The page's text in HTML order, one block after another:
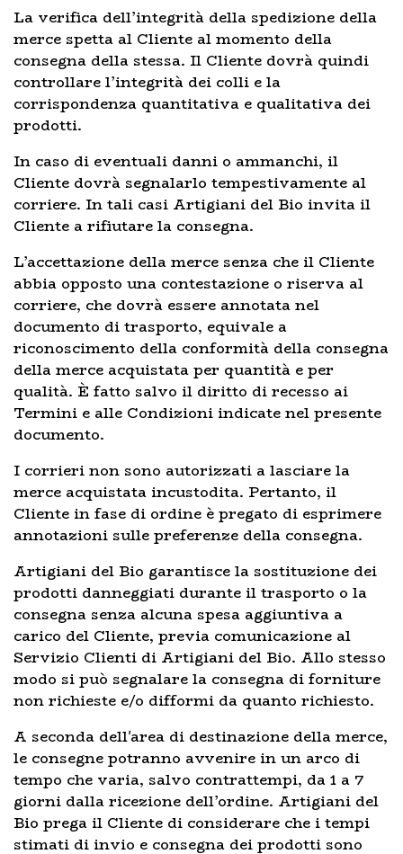
La verifica dell’integrità della spedizione della
merce spetta al Cliente al momento della
consegna della stessa. Il Cliente dovrà quindi
controllare l’integrità dei colli e la
corrispondenza quantitativa e qualitativa dei
prodotti.
In caso di eventuali danni o ammanchi, il
Cliente dovrà segnalarlo tempestivamente al
corriere. In tali casi Artigiani del Bio invita il
Cliente a rifiutare la consegna.
L’accettazione della merce senza che il Cliente
abbia opposto una contestazione o riserva al
corriere, che dovrà essere annotata nel
documento di trasporto, equivale a
riconoscimento della conformità della consegna
della merce acquistata per quantità e per
qualità. È fatto salvo il diritto di recesso ai
Termini e alle Condizioni indicate nel presente
documento.
I corrieri non sono autorizzati a lasciare la
merce acquistata incustodita. Pertanto, il
Cliente in fase di ordine è pregato di esprimere
annotazioni sulle preferenze della consegna.
Artigiani del Bio garantisce la sostituzione dei
prodotti danneggiati durante il trasporto o la
consegna senza alcuna spesa aggiuntiva a
carico del Cliente, previa comunicazione al
Servizio Clienti di Artigiani del Bio. Allo stesso
modo si può segnalare la consegna di forniture
non richieste e/o difformi da quanto richiesto.
A seconda dell'area di destinazione della merce,
le consegne potranno avvenire in un arco di
tempo che varia, salvo contrattempi, da 1 a 7
giorni dalla ricezione dell’ordine. Artigiani del
Bio prega il Cliente di considerare che i tempi
stimati di invio e consegna dei prodotti sono